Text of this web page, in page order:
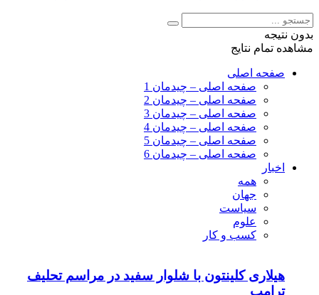
بدون نتیجه
مشاهده تمام نتایج
صفحه اصلی
صفحه اصلی – چیدمان 1
صفحه اصلی – چیدمان 2
صفحه اصلی – چیدمان 3
صفحه اصلی – چیدمان 4
صفحه اصلی – چیدمان 5
صفحه اصلی – چیدمان 6
اخبار
همه
جهان
سیاست
علوم
کسب و کار
هیلاری کلینتون با شلوار سفید در مراسم تحلیف
ترامپ